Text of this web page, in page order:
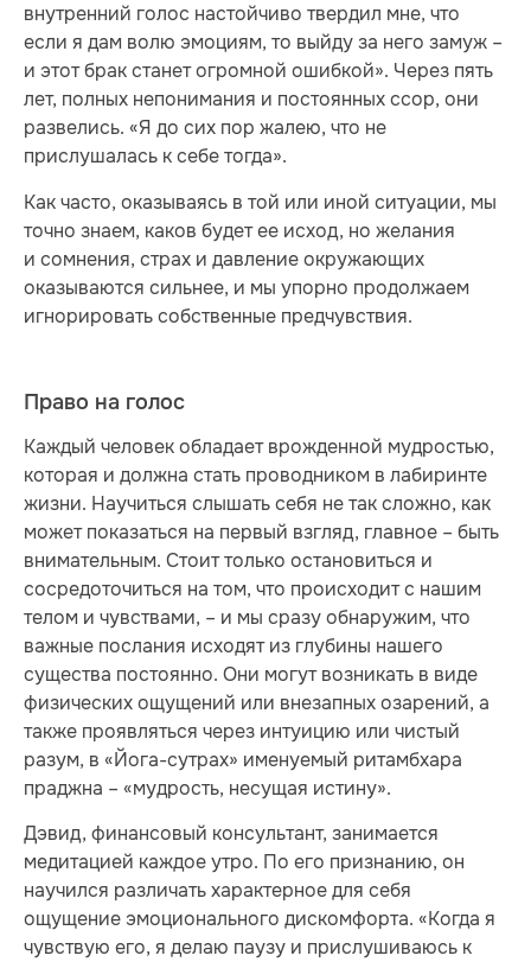
внутренний голос настойчиво твердил мне, что
если я дам волю эмоциям, то выйду за него замуж –
и этот брак станет огромной ошибкой». Через пять
лет, полных непонимания и постоянных ссор, они
развелись. «Я до сих пор жалею, что не
прислушалась к себе тогда».
Как часто, оказываясь в той или иной ситуации, мы
точно знаем, каков будет ее исход, но желания
и сомнения, страх и давление окружающих
оказываются сильнее, и мы упорно продолжаем
игнорировать собственные предчувствия.
Право на голос
Каждый человек обладает врожденной мудростью,
которая и должна стать проводником в лабиринте
жизни. Научиться слышать себя не так сложно, как
может показаться на первый взгляд, главное – быть
внимательным. Стоит только остановиться и
сосредоточиться на том, что происходит с нашим
телом и чувствами, – и мы сразу обнаружим, что
важные послания исходят из глубины нашего
существа постоянно. Они могут возникать в виде
физических ощущений или внезапных озарений, а
также проявляться через интуицию или чистый
разум, в «Йога-сутрах» именуемый ритамбхара
праджна – «мудрость, несущая истину».
Дэвид, финансовый консультант, занимается
медитацией каждое утро. По его признанию, он
научился различать характерное для себя
ощущение эмоционального дискомфорта. «Когда я
чувствую его, я делаю паузу и прислушиваюсь к